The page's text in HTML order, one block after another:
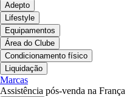
Adepto
Lifestyle
Equipamentos
Área do Clube
Condicionamento físico
Liquidação
Marcas
Assistência pós-venda na França